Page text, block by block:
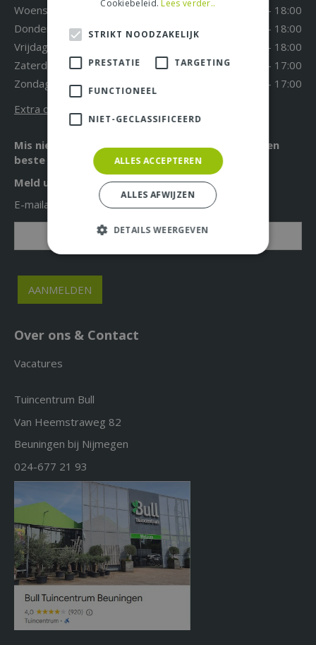
Woensdag
09:30 - 18:00
Donderdag
09:30 - 18:00
Vrijdag
09:30 - 18:00
Zaterdag
09:30 - 17:00
Zondag
12:00 - 17:00
Extra openingstijden
Mis niet langer de leukste acties, aanbiedingen en
beste tuintips!
Meld u nu aan voor onze nieuwsbrief!
E-mailadres: *
Over ons & Contact
Vacatures
Tuincentrum Bull
Van Heemstraweg 82
Beuningen bij Nijmegen
024-677 21 93
Cookiebeleid. Lees verder..
STRIKT NOODZAKELIJK
PRESTATIE TARGETING
FUNCTIONEEL
NIET-GECLASSIFICEERD
ALLES ACCEPTEREN
ALLES AFWIJZEN
DETAILS WEERGEVEN